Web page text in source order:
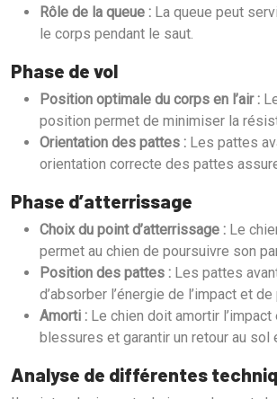
Rôle de la queue : La queue peut
le corps pendant le saut.
Phase de vol
Position optimale du corps en l’air :
position permet de minimiser la
Orientation des pattes : Les pattes
orientation correcte des pattes
Phase d’atterrissage
Choix du point d’atterrissage : Le
permet au chien de poursuivre son
Position des pattes : Les pattes
d’absorber l’énergie de l’impact et
Amorti : Le chien doit amortir
blessures et garantir un retour au sol
Analyse de différentes